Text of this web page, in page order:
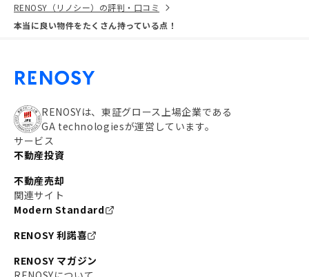
RENOSY（リノシー）の評判・口コミ
本当に良い物件をたくさん持っている点！
RENOSYは、東証グロース上場企業である
GA technologiesが運営しています。
サービス
不動産投資
不動産売却
関連サイト
Modern Standard
RENOSY 利諾喜
RENOSY マガジン